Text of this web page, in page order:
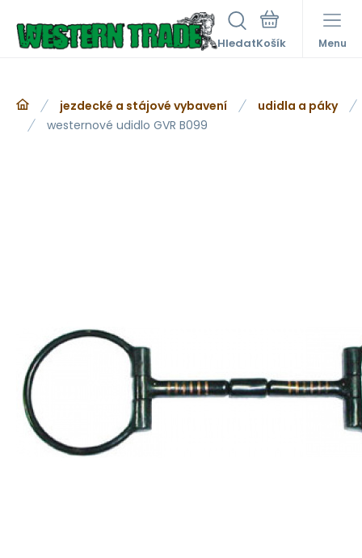
Hledat Menu
jezdecké a stájové vybavení
udidla a páky
westernové udidlo GVR B099